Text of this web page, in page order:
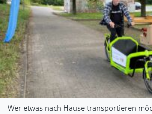
Wer etwas nach Hause transportieren